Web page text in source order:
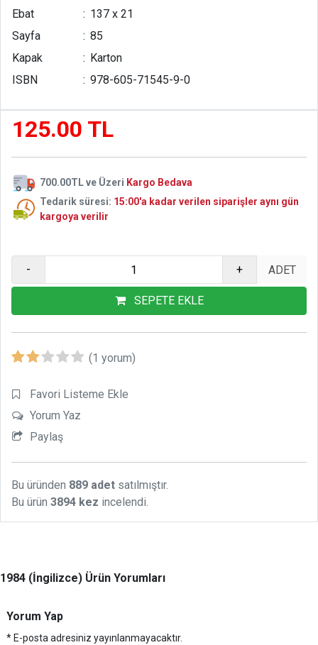
Ebat
: 137 x 21
Sayfa
: 85
Kapak
: Karton
ISBN
: 978-605-71545-9-0
125.00 TL
700.00TL ve Üzeri Kargo Bedava
Tedarik süresi: 15:00'a kadar verilen siparişler aynı gün
kargoya verilir
- +
SEPETE EKLE
(1 yorum)
Favori Listeme Ekle
Yorum Yaz
Paylaş
Bu üründen 889 adet satılmıştır.
Bu ürün 3894 kez incelendi.
1984 (İngilizce) Ürün Yorumları
Yorum Yap
* E-posta adresiniz yayınlanmayacaktır.